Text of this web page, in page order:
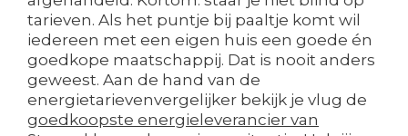
tarieven. Als het puntje bij paaltje komt wil
iedereen met een eigen huis een goede én
goedkope maatschappij. Dat is nooit anders
geweest. Aan de hand van de
energietarievenvergelijker bekijk je vlug de
goedkoopste energieleverancier van